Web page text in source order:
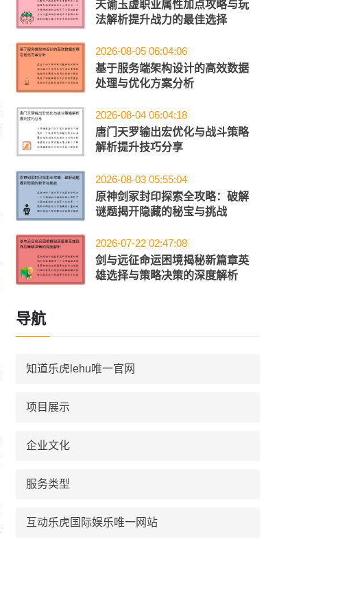
天谕玉虚职业属性加点攻略与玩
法解析提升战力的最佳选择
2026-08-05 06:04:06
基于服务端架构设计的高效数据
处理与优化方案分析
2026-08-04 06:04:18
唐门天罗输出宏优化与战斗策略
解析提升技巧分享
2026-08-03 05:55:04
原神剑冢封印探索全攻略：破解
谜题揭开隐藏的秘宝与挑战
2026-07-22 02:47:08
剑与远征命运困境揭秘新篇章英
雄选择与策略决策的深度解析
导航
知道乐虎lehu唯一官网
项目展示
企业文化
服务类型
互动乐虎国际娱乐唯一网站